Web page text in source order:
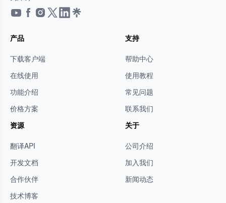
产品
下载客户端
在线使用
功能介绍
价格方案
支持
帮助中心
使用教程
常见问题
联系我们
资源
翻译API
开发文档
合作伙伴
技术博客
关于
公司介绍
加入我们
新闻动态